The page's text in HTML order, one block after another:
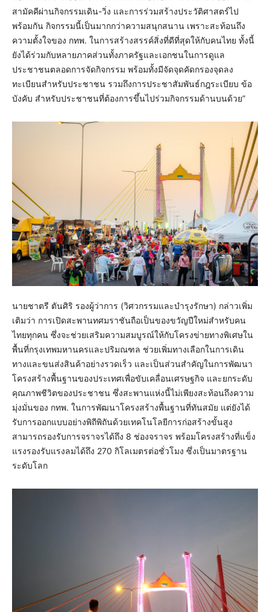
สามัคคีผ่านกิจกรรมเดิน-วิ่ง และการร่วมสร้างประวัติศาสตร์ไป
พร้อมกัน กิจกรรมนี้เป็นมากกว่าความสนุกสนาน เพราะสะท้อนถึง
ความตั้งใจของ กทพ. ในการสร้างสรรค์สิ่งที่ดีที่สุดให้กับคนไทย ทั้งนี้
ยังได้ร่วมกับหลายภาคส่วนทั้งภาครัฐและเอกชนในการดูแล
ประชาชนตลอดการจัดกิจกรรม พร้อมทั้งมีจัดจุดคัดกรองจุดลง
ทะเบียนสำหรับประชาชน รวมถึงการประชาสัมพันธ์กฎระเบียบ ข้อ
บังคับ สำหรับประชาชนที่ต้องการขึ้นไปร่วมกิจกรรมด้านบนด้วย”
นายชาตรี ตันศิริ รองผู้ว่าการ (วิศวกรรมและบำรุงรักษา) กล่าวเพิ่ม
เติมว่า การเปิดสะพานทศมราชันถือเป็นของขวัญปีใหม่สำหรับคน
ไทยทุกคน ซึ่งจะช่วยเสริมความสมบูรณ์ให้กับโครงข่ายทางพิเศษใน
พื้นที่กรุงเทพมหานครและปริมณฑล ช่วยเพิ่มทางเลือกในการเดิน
ทางและขนส่งสินค้าอย่างรวดเร็ว และเป็นส่วนสำคัญในการพัฒนา
โครงสร้างพื้นฐานของประเทศเพื่อขับเคลื่อนเศรษฐกิจ และยกระดับ
คุณภาพชีวิตของประชาชน ซึ่งสะพานแห่งนี้ไม่เพียงสะท้อนถึงความ
มุ่งมั่นของ กทพ. ในการพัฒนาโครงสร้างพื้นฐานที่ทันสมัย แต่ยังได้
รับการออกแบบอย่างพิถีพิถันด้วยเทคโนโลยีการก่อสร้างขั้นสูง
สามารถรองรับการจราจรได้ถึง 8 ช่องจราจร พร้อมโครงสร้างที่แข็ง
แรงรองรับแรงลมได้ถึง 270 กิโลเมตรต่อชั่วโมง ซึ่งเป็นมาตรฐาน
ระดับโลก